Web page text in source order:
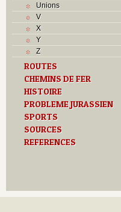
Unions
V
X
Y
Z
ROUTES
CHEMINS DE FER
HISTOIRE
PROBLEME JURASSIEN
SPORTS
SOURCES
REFERENCES